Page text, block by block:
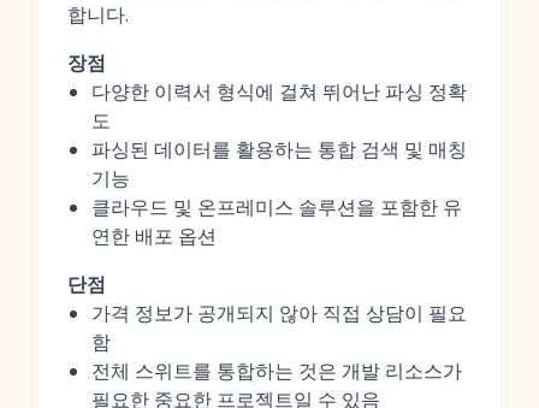
합니다.
장점
다양한 이력서 형식에 걸쳐 뛰어난 파싱 정확
도
파싱된 데이터를 활용하는 통합 검색 및 매칭
기능
클라우드 및 온프레미스 솔루션을 포함한 유
연한 배포 옵션
단점
가격 정보가 공개되지 않아 직접 상담이 필요
함
전체 스위트를 통합하는 것은 개발 리소스가
필요한 중요한 프로젝트일 수 있음